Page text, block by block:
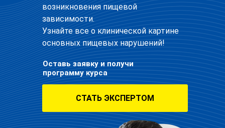
Загрузка
Сейчас мы узнаем, какой подарок
выпадет именно вам!
Вращайте барабан!
Оставь заявку и получи
программу курса
возникновения пищевой
зависимости.
Узнайте все о клинической картине
основных пищевых нарушений!
СТАТЬ ЭКСПЕРТОМ